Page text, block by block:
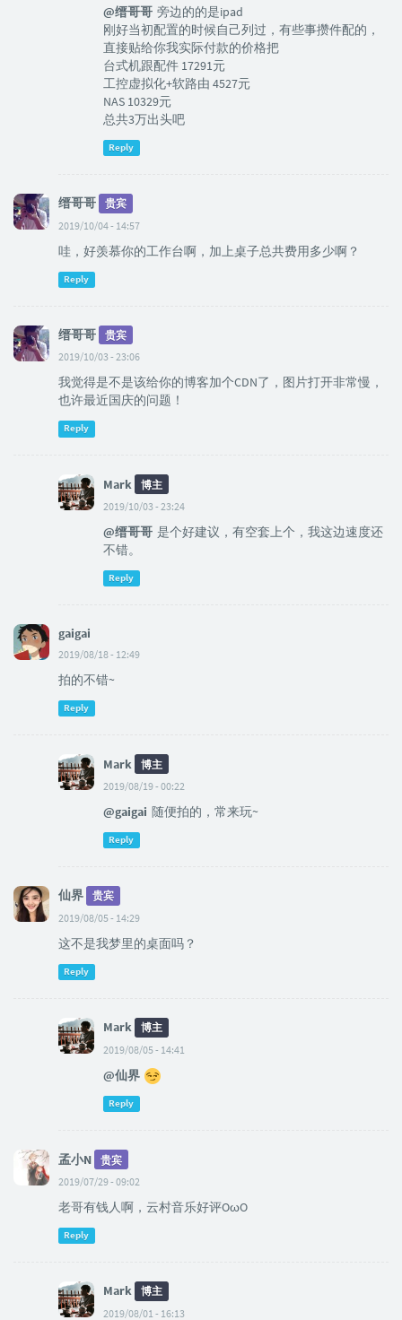
@缙哥哥 旁边的的是ipad
刚好当初配置的时候自己列过，有些事攒件配的，
直接贴给你我实际付款的价格把
台式机跟配件 17291元
工控虚拟化+软路由 4527元
NAS 10329元
总共3万出头吧
Reply
缙哥哥
贵宾
2019/10/04 - 14:57
哇，好羡慕你的工作台啊，加上桌子总共费用多少啊？
Reply
缙哥哥
贵宾
2019/10/03 - 23:06
我觉得是不是该给你的博客加个CDN了，图片打开非常慢，
也许最近国庆的问题！
Reply
Mark
博主
2019/10/03 - 23:24
@缙哥哥 是个好建议，有空套上个，我这边速度还
不错。
Reply
gaigai
2019/08/18 - 12:49
拍的不错~
Reply
Mark
博主
2019/08/19 - 00:22
@gaigai 随便拍的，常来玩~
Reply
仙界
贵宾
2019/08/05 - 14:29
这不是我梦里的桌面吗？
Reply
Mark
博主
2019/08/05 - 14:41
@仙界
Reply
孟小N
贵宾
2019/07/29 - 09:02
老哥有钱人啊，云村音乐好评OωO
Reply
Mark
博主
2019/08/01 - 16:13